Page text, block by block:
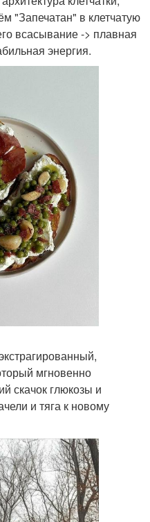
"Запечатан" в клетчатую
всасывание -> плавная
энергия.
мгновенно
скачок глюкозы и
и тяга к новому